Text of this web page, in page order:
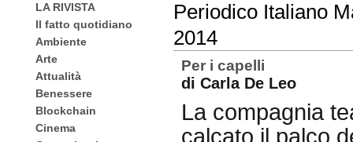
LA RIVISTA
Il fatto quotidiano
Ambiente
Arte
Attualità
Benessere
Blockchain
Cinema
Periodico Italiano
2014
Per i capelli
di Carla De Leo
La compagnia
calcato il palco